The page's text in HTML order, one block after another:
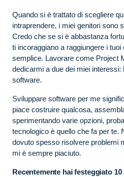
Quando si è trattato di scegliere
intraprendere, i miei genitori sono
Credo che se si è abbastanza
ti incoraggiano a raggiungere i
semplice. Lavorare come Project
dedicarmi a due dei miei interessi:
software.
Sviluppare software per me
piace costruire qualcosa,
sperimentando varie opzioni,
tecnologico è quello che fa per te.
dovuto spesso risolvere problemi
mi è sempre piaciuto.
Recentemente hai festeggiato